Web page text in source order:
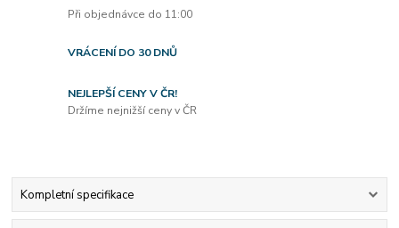
Při objednávce do 11:00
VRÁCENÍ DO 30 DNŮ
NEJLEPŠÍ CENY V ČR!
Držíme nejnižší ceny v ČR
Kompletní specifikace